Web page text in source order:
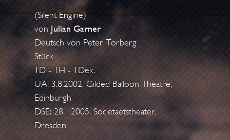
t
(Silent Engine)
von Julian Garner
Deutsch von Peter Torberg
Stück
1D - 1H - 1Dek.
UA: 3.8.2002, Gilded Balloon Theatre,
Edinburgh
DSE: 28.1.2005, Societaetstheater,
Dresden